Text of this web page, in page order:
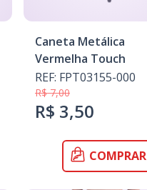
Caneta Metálica
Vermelha Touch
REF: FPT03155-000
R$ 7,00
R$ 3,50
COMPRAR